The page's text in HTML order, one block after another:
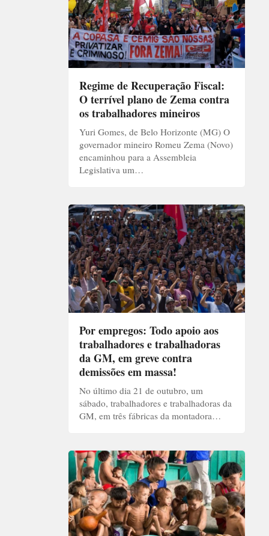
Regime de Recuperação Fiscal:
O terrível plano de Zema contra
os trabalhadores mineiros
Yuri Gomes, de Belo Horizonte (MG) O
governador mineiro Romeu Zema (Novo)
encaminhou para a Assembleia
Legislativa um…
Por empregos: Todo apoio aos
trabalhadores e trabalhadoras
da GM, em greve contra
demissões em massa!
No último dia 21 de outubro, um
sábado, trabalhadores e trabalhadoras da
GM, em três fábricas da montadora…